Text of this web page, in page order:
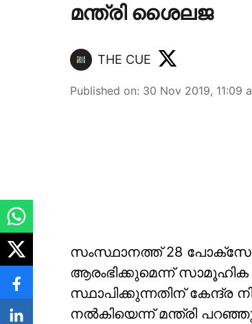
മന്ത്രി ശൈലജ
THE CUE
Published on: 30 Nov 2019, 11:09
സംസ്ഥാനത്ത് 28
ആരംഭിക്കുമെന്ന്
സ്ഥാപിക്കുന്നതിന് കേന്ദ്ര
നല്‍കിയെന്ന് മന്ത്രി